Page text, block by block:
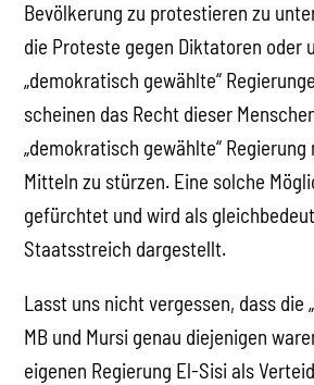
Bevölkerung zu protestieren zu
die Proteste gegen Diktatoren oder
„demokratisch gewählte“
scheinen das Recht dieser
„demokratisch gewählte“
Mitteln zu stürzen. Eine solche
gefürchtet und wird als
Staatsstreich dargestellt.
Lasst uns nicht vergessen, dass die
MB und Mursi genau diejenigen
eigenen Regierung El-Sisi als